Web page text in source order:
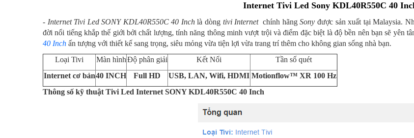
Internet Tivi Led Sony KDL40R550C 40
- Internet Tivi Led SONY KDL40R550C 40 Inchlà dòng tivi Internetchính hãngSony được sản xuất tại Malaysia.
đời nổi tiếng khắp thế giới bởi chất lượng, tính năng thông minh vượt trội và điểm đặc biệt là độ bền nên bạn sẽ yên
40 Inch ấn tượng với thiết kế sang trọng, siêu mỏng vừa tiện lợi vừa trang trí thêm cho không gian sống nhà bạn.
Loại Tivi
Màn hìnhĐộ phân giải Kết Nối
Tần số quét
Internet cơ bản40 INCH Full HD USB, LAN, Wifi, HDMI Motionflow™ XR 100 Hz
Thông số kỹ thuật Tivi Led Internet SONY KDL40R550C 40 Inch